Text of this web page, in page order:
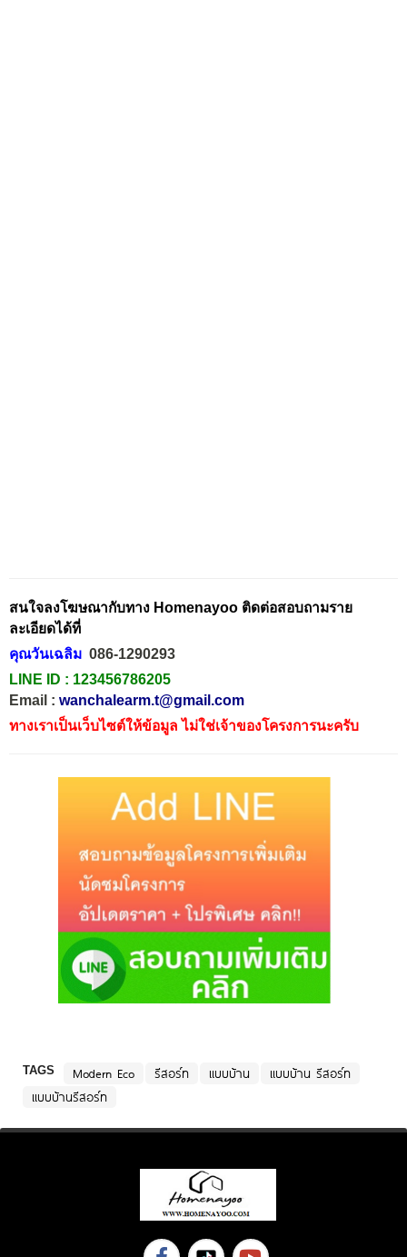
สนใจลงโฆษณากับทาง Homenayoo ติดต่อสอบถามราย
ละเอียดได้ที่
คุณวันเฉลิม 086-1290293
LINE ID : 123456786205
Email : wanchalearm.t@gmail.com
ทางเราเป็นเว็บไซต์ให้ข้อมูล ไม่ใช่เจ้าของโครงการนะครับ
TAGS Modern Eco รีสอร์ท แบบบ้าน
แบบบ้าน รีสอร์ท
แบบบ้านรีสอร์ท